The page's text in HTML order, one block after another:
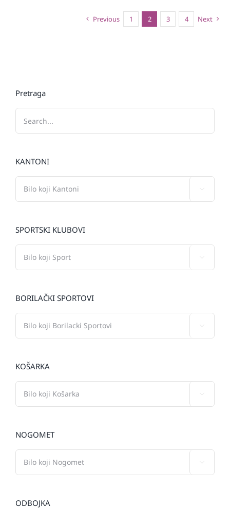
Previous 1 2 3 4 Next
Pretraga
KANTONI
SPORTSKI KLUBOVI
BORILAČKI SPORTOVI
KOŠARKA
NOGOMET
ODBOJKA